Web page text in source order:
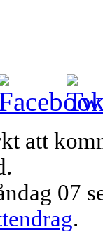
att
07
.